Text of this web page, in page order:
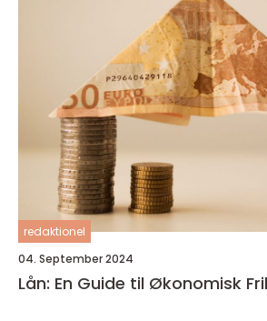
redaktionel
04. September 2024
Lån: En Guide til Økonomisk